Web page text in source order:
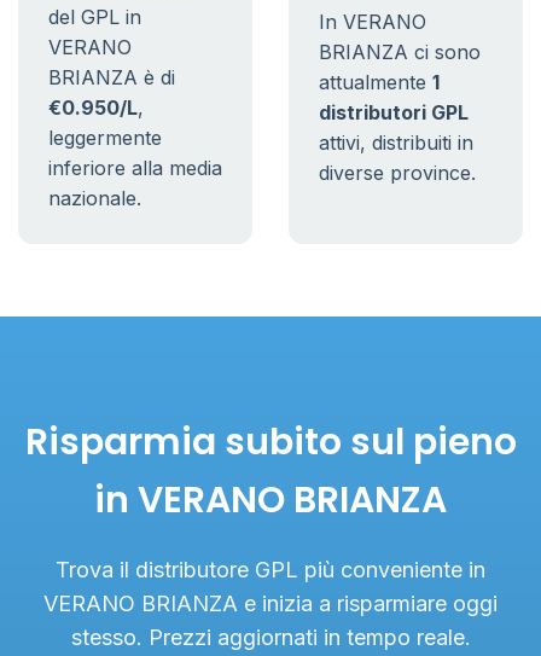
del GPL in
VERANO
BRIANZA è di
€0.950/L,
leggermente
inferiore alla media
nazionale.
In VERANO
BRIANZA ci sono
attualmente 1
distributori GPL
attivi, distribuiti in
diverse province.
Risparmia subito sul pieno
in VERANO BRIANZA
Trova il distributore GPL più conveniente in
VERANO BRIANZA e inizia a risparmiare oggi
stesso. Prezzi aggiornati in tempo reale.